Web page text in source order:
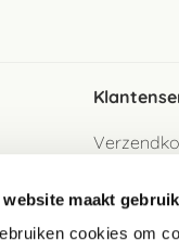
website maakt
cookies om